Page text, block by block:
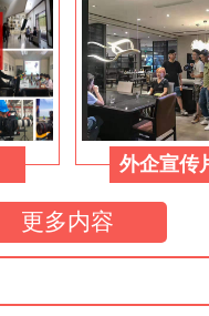
更多内容